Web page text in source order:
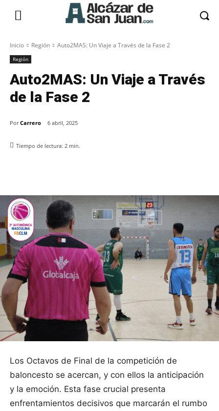
Inicio Región Auto2MAS: Un Viaje a Través de la Fase 2
Región
Auto2MAS: Un Viaje a Través
de la Fase 2
Por Carrero 6 abril, 2025
Tiempo de lectura: 2 min.
Los Octavos de Final de la competición de
baloncesto se acercan, y con ellos la anticipación
y la emoción. Esta fase crucial presenta
enfrentamientos decisivos que marcarán el rumbo